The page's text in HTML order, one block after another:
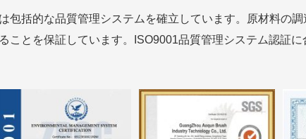
包括的な品質管理システムを確立しています。原材料の
ことを保証しています。ISO9001品質管理システム認証